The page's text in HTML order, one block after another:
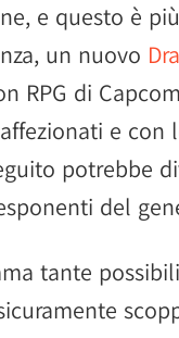
e questo è
un nuovo
RPG di
e con
potrebbe
del
tante